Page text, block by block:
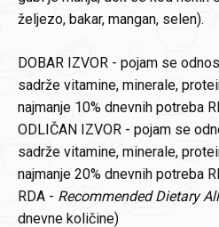
željezo, bakar, mangan, selen).
DOBAR IZVOR - pojam se
sadrže vitamine, minerale,
najmanje 10% dnevnih potreba
ODLIČAN IZVOR - pojam se
sadrže vitamine, minerale,
najmanje 20% dnevnih potreba
RDA - Recommended Dietary
dnevne količine)